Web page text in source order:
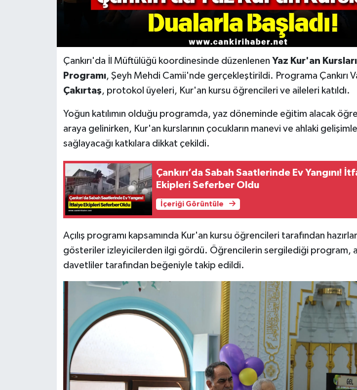
Çankırı'da İl Müftülüğü koordinesinde düzenlenen Yaz Kur'an Kursları
Programı, Şeyh Mehdi Camii'nde gerçekleştirildi. Programa Çankırı
Çakırtaş, protokol üyeleri, Kur'an kursu öğrencileri ve aileleri katıldı.
Yoğun katılımın olduğu programda, yaz döneminde eğitim alacak
araya gelinirken, Kur'an kurslarının çocukların manevi ve ahlaki
sağlayacağı katkılara dikkat çekildi.
Çankırı’da Sabah Saatlerinde Ev Yangını!
Ekipleri Seferber Oldu
İçeriği Görüntüle
Açılış programı kapsamında Kur'an kursu öğrencileri tarafından
gösteriler izleyicilerden ilgi gördü. Öğrencilerin sergilediği program,
davetliler tarafından beğeniyle takip edildi.
TEKNOLOJİ